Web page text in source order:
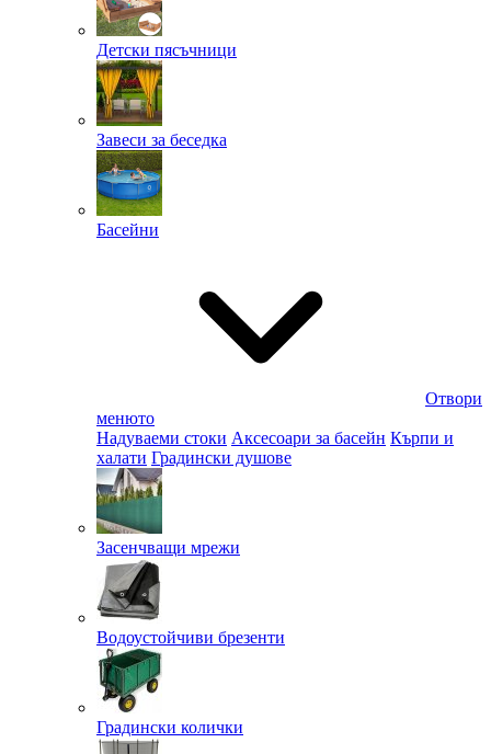
Детски пясъчници
Завеси за беседка
Басейни
Отвори
менюто
Надуваеми стоки Аксесоари за басейн Кърпи и
халати Градински душове
Засенчващи мрежи
Водоустойчиви брезенти
Градински колички